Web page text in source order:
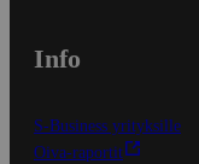
Info
S-Business yrityksille
Oiva-raportit